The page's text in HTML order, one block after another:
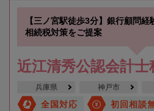
【三ノ宮駅徒歩3分】銀行顧問
相続税対策をご提案
近江清秀公認会計
兵庫県 神戸市
全国対応 初回相談